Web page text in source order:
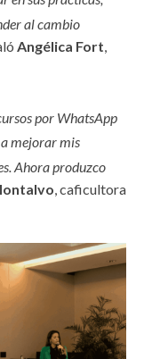
al cambio
Angélica Fort,
por WhatsApp
mejorar mis
Ahora produzco
, caficultora